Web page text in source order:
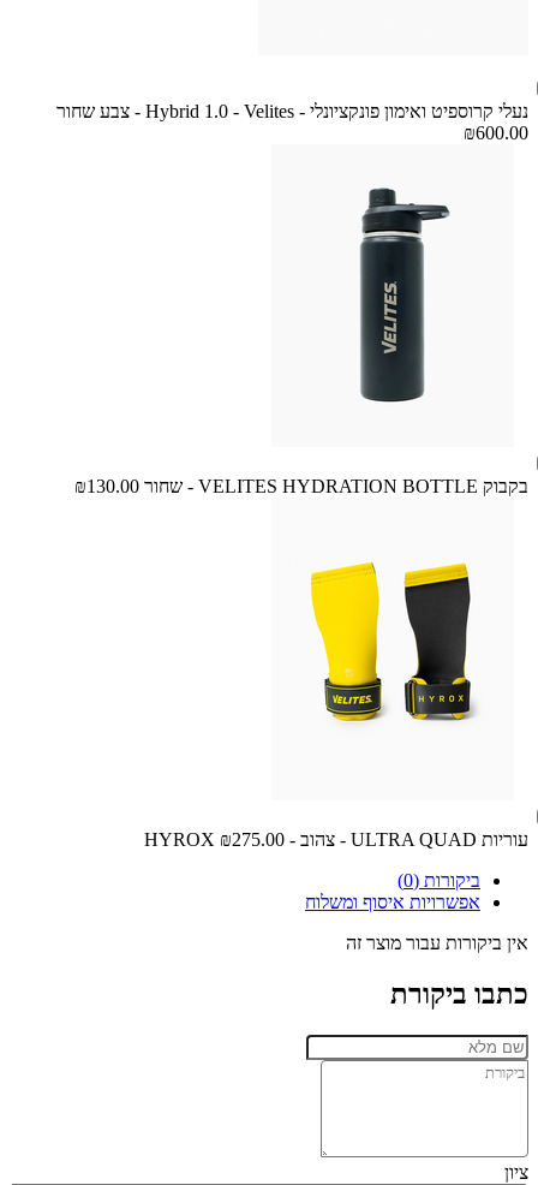
נעלי קרוספיט ואימון פונקציונלי - Hybrid 1.0 - Velites - צבע שחור
₪600.00
בקבוק VELITES HYDRATION BOTTLE - שחור ₪130.00
עוריות ULTRA QUAD - צהוב - HYROX
₪275.00
ביקורות (0)
אפשרויות איסוף ומשלוח
אין ביקורות עבור מוצר זה
כתבו ביקורת
ציון